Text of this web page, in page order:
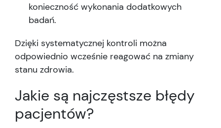
konieczność wykonania dodatkowych
badań.
Dzięki systematycznej kontroli można
odpowiednio wcześnie reagować na zmiany
stanu zdrowia.
Jakie są najczęstsze błędy
pacjentów?